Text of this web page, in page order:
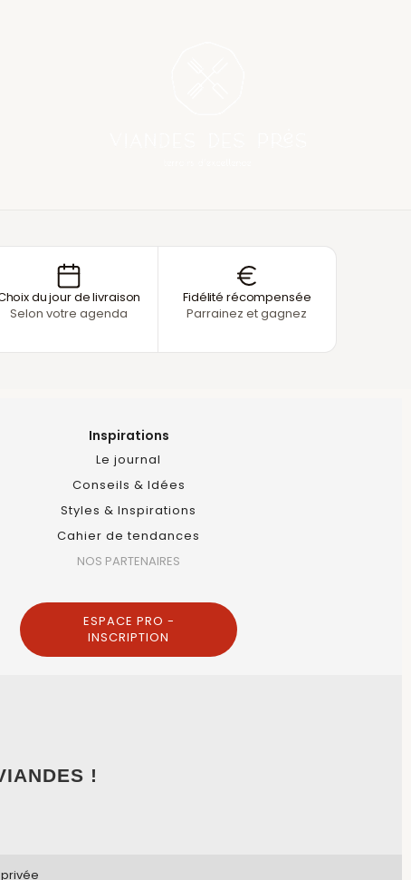
du jour de livraison
Selon votre agenda
Fidélité récompensée
Parrainez et gagnez
Inspirations
Le journal
Conseils & Idées
Styles & Inspirations
Cahier de tendances
NOS PARTENAIRES
ESPACE PRO -
INSCRIPTION
!